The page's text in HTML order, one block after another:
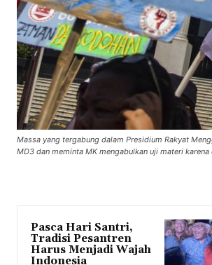
Massa yang tergabung dalam Presidium Rakyat
MD3 dan meminta MK mengabulkan uji materi
Pasca Hari Santri,
Tradisi Pesantren
Harus Menjadi Wajah
Indonesia